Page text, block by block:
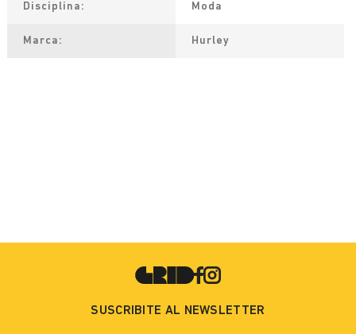
Disciplina Moda
Marca Hurley
SUSCRIBITE AL NEWSLETTER